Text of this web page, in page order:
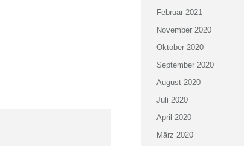
Februar 2021
November 2020
Oktober 2020
September 2020
August 2020
Juli 2020
April 2020
März 2020